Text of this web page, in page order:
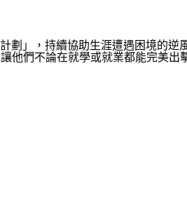
劃」，持續協助生涯遭遇困境的逆
他們不論在就學或就業都能完美出